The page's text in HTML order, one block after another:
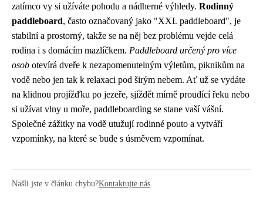
zatímco vy si užíváte pohodu a nádherné výhledy. Rodinný
paddleboard, často označovaný jako "XXL paddleboard", je
stabilní a prostorný, takže se na něj bez problému vejde celá
rodina i s domácím mazlíčkem. Paddleboard určený pro více
osob otevírá dveře k nezapomenutelným výletům, piknikům na
vodě nebo jen tak k relaxaci pod širým nebem. Ať už se vydáte
na klidnou projížďku po jezeře, sjíždět mírně proudící řeku nebo
si užívat vlny u moře, paddleboarding se stane vaší vášní.
Společné zážitky na vodě utužují rodinné pouto a vytváří
vzpomínky, na které se bude s úsměvem vzpomínat.
Našli jste v článku chybu?Kontaktujte nás